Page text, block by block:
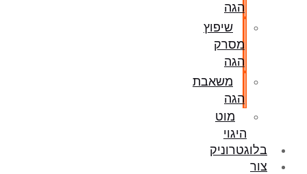
הגה
שיפוץ
מסרק
הגה
משאבת
הגה
מוט
היגוי
בלוגטרוניק
צור